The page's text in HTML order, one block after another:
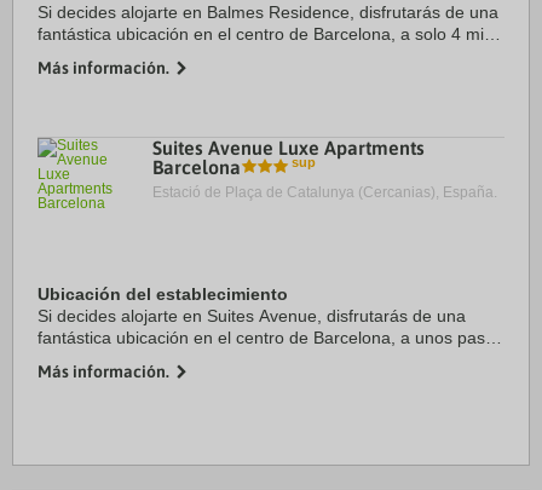
Si decides alojarte en Balmes Residence, disfrutarás de una
fantástica ubicación en el centro de Barcelona, a solo 4 min
Además, este apartamento de 4 ...
Más información.
Suites Avenue Luxe Apartments
Barcelona
Estació de Plaça de Catalunya (Cercanias), España.
Ubicación del establecimiento
Si decides alojarte en Suites Avenue, disfrutarás de una
fantástica ubicación en el centro de Barcelona, a unos pasos
Además, este apartotel se ...
Más información.